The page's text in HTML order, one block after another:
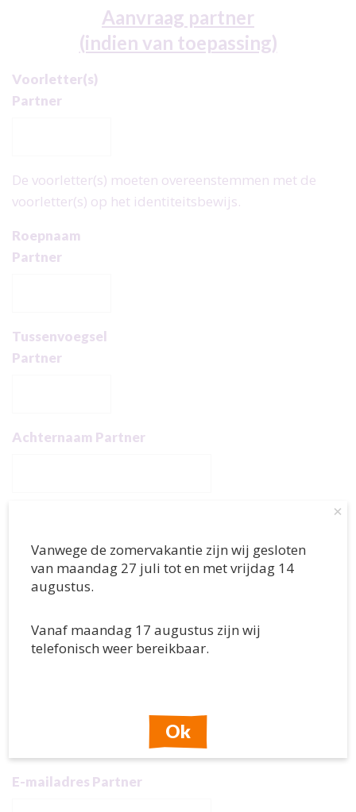
Aanvraag partner
(indien van toepassing)
Voorletter(s)
Partner
De voorletter(s) moeten overeenstemmen met de
voorletter(s) op het identiteitsbewijs.
Roepnaam
Partner
Tussenvoegsel
Partner
Achternaam Partner
Man
Vrouw
Geboortedatum
E-mailadres Partner
×
Vanwege de zomervakantie zijn wij gesloten
van maandag 27 juli tot en met vrijdag 14
augustus.
Vanaf maandag 17 augustus zijn wij
telefonisch weer bereikbaar.
Ok